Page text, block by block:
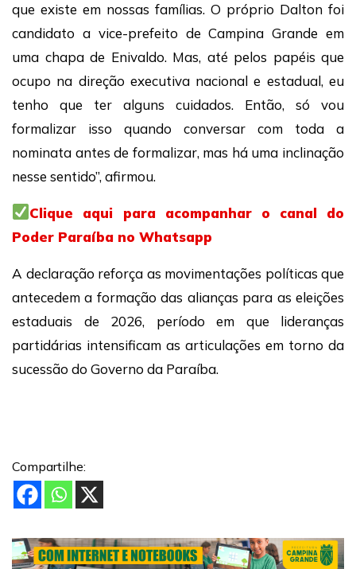
que existe em nossas famílias. O próprio Dalton foi
candidato a vice-prefeito de Campina Grande em
uma chapa de Enivaldo. Mas, até pelos papéis que
ocupo na direção executiva nacional e estadual, eu
tenho que ter alguns cuidados. Então, só vou
formalizar isso quando conversar com toda a
nominata antes de formalizar, mas há uma inclinação
nesse sentido”, afirmou.
Clique aqui para acompanhar o canal do
Poder Paraíba no Whatsapp
A declaração reforça as movimentações políticas que
antecedem a formação das alianças para as eleições
estaduais de 2026, período em que lideranças
partidárias intensificam as articulações em torno da
sucessão do Governo da Paraíba.
Compartilhe: